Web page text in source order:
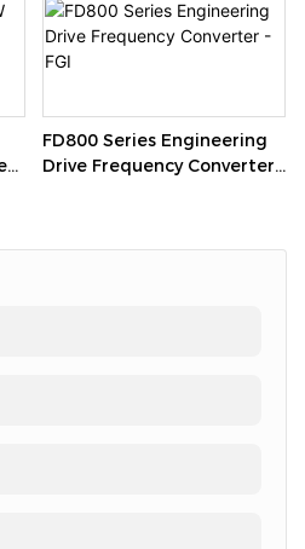
inversor - FGI
FD800 Series Engineering
Drive Frequency Converter -